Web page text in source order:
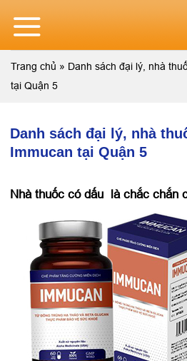
content
Trang chủ » Danh sách đại lý, nhà
tại Quận 5
Danh sách đại lý, nhà
Immucan tại Quận 5
Nhà thuốc có dấu là chắc chắn